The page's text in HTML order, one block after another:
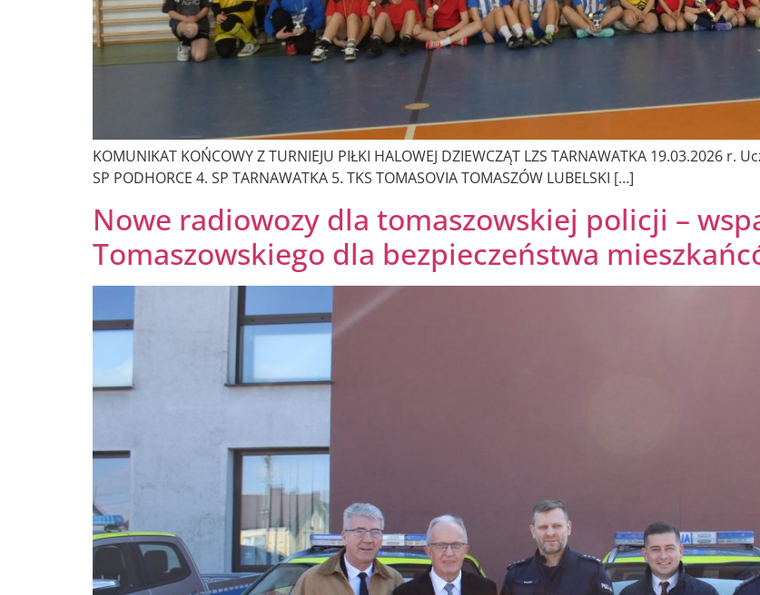
KOMUNIKAT KOŃCOWY Z TURNIEJU PIŁKI HALOWEJ DZIEWCZĄT LZS TARNAWATKA 19.03.2026 r.
SP PODHORCE 4. SP TARNAWATKA 5. TKS TOMASOVIA TOMASZÓW LUBELSKI […]
Nowe radiowozy dla tomaszowskiej policji –
Tomaszowskiego dla bezpieczeństwa